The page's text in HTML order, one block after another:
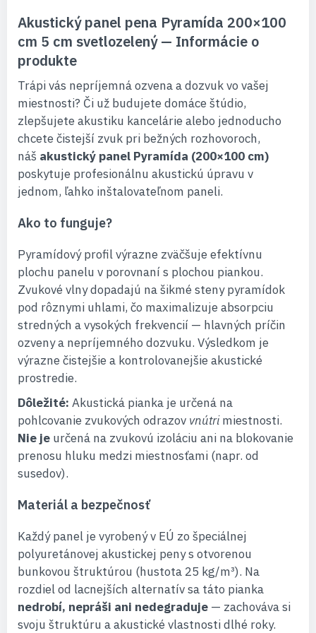
Akustický panel pena Pyramída 200×100
cm 5 cm svetlozelený — Informácie o
produkte
Trápi vás nepríjemná ozvena a dozvuk vo vašej
miestnosti? Či už budujete domáce štúdio,
zlepšujete akustiku kancelárie alebo jednoducho
chcete čistejší zvuk pri bežných rozhovoroch,
náš akustický panel Pyramída (200×100 cm)
poskytuje profesionálnu akustickú úpravu v
jednom, ľahko inštalovateľnom paneli.
Ako to funguje?
Pyramídový profil výrazne zväčšuje efektívnu
plochu panelu v porovnaní s plochou piankou.
Zvukové vlny dopadajú na šikmé steny pyramídok
pod rôznymi uhlami, čo maximalizuje absorpciu
stredných a vysokých frekvencií — hlavných príčin
ozveny a nepríjemného dozvuku. Výsledkom je
výrazne čistejšie a kontrolovanejšie akustické
prostredie.
Dôležité: Akustická pianka je určená na
pohlcovanie zvukových odrazov vnútrimiestnosti.
Nie je určená na zvukovú izoláciu ani na blokovanie
prenosu hluku medzi miestnosťami (napr. od
susedov).
Materiál a bezpečnosť
Každý panel je vyrobený v EÚ zo špeciálnej
polyuretánovej akustickej peny s otvorenou
bunkovou štruktúrou (hustota 25 kg/m³). Na
rozdiel od lacnejších alternatív sa táto pianka
nedrobí, nepráši ani nedegraduje — zachováva si
svoju štruktúru a akustické vlastnosti dlhé roky.